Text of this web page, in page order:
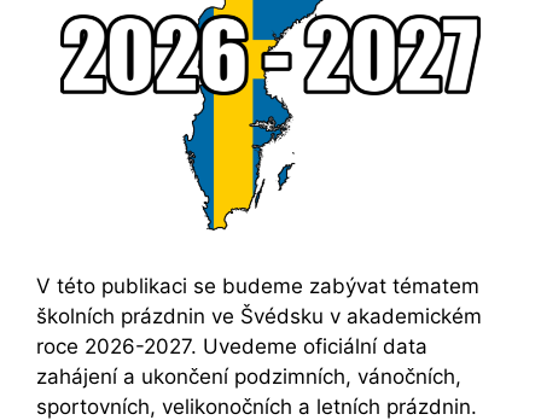
V této publikaci se budeme zabývat tématem
školních prázdnin ve Švédsku v akademickém
roce 2026-2027. Uvedeme oficiální data
zahájení a ukončení podzimních, vánočních,
sportovních, velikonočních a letních prázdnin.